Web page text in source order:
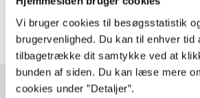
Vi bruger cookies til besøgsstatistik
brugervenlighed. Du kan til enhver
tilbagetrække dit samtykke ved at
bunden af siden. Du kan læse mere
cookies under ”Detaljer”.